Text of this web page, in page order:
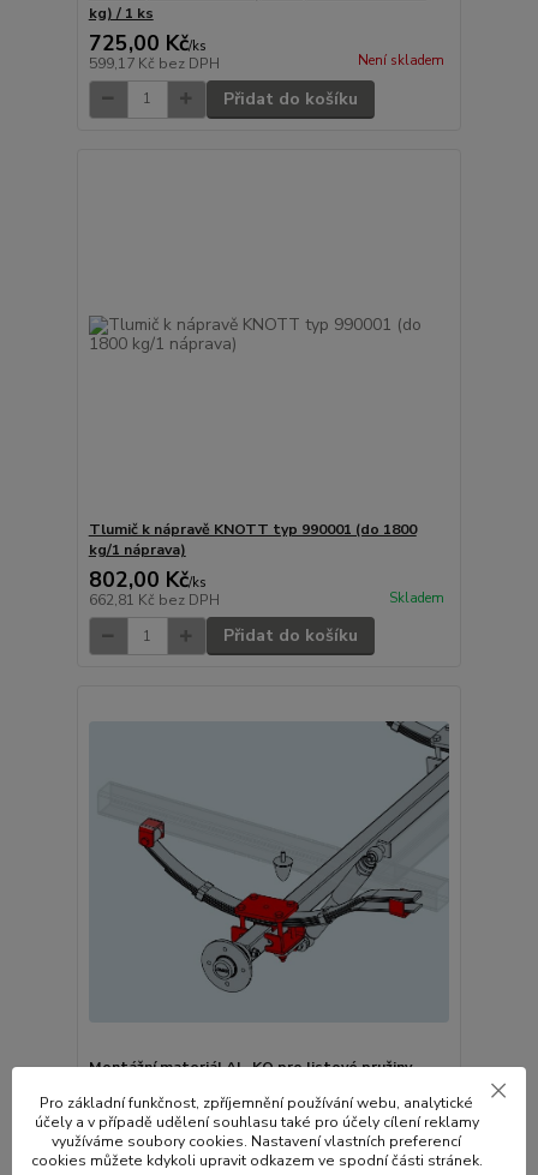
kg) / 1 ks
725,00 Kč/ks
599,17 Kč bez DPH Není skladem
Přidat do košíku
Tlumič k nápravě KNOTT typ 990001 (do 1800
kg/1 náprava)
802,00 Kč/ks
662,81 Kč bez DPH Skladem
Přidat do košíku
Montážní materiál AL-KO pro listové pružiny
947,00 Kč
782,64 Kčbez DPH Skladem
Pro základní funkčnost, zpříjemnění používání webu, analytické
účely a v případě udělení souhlasu také pro účely cílení reklamy
využíváme soubory cookies. Nastavení vlastních preferencí
cookies můžete kdykoli upravit odkazem ve spodní části stránek.